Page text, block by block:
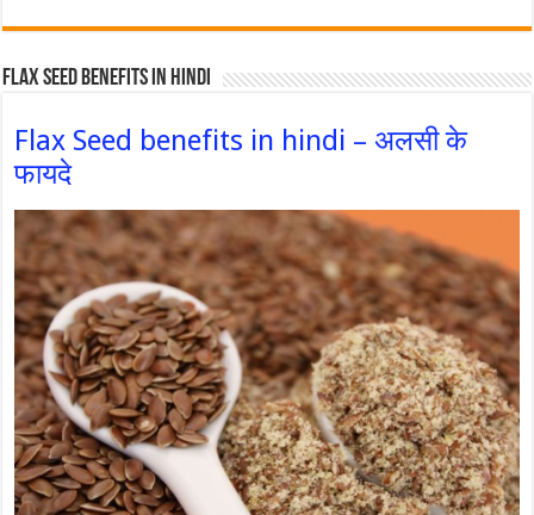
Flax Seed Benefits in hindi
Flax Seed benefits in hindi – अलसी के
फायदे